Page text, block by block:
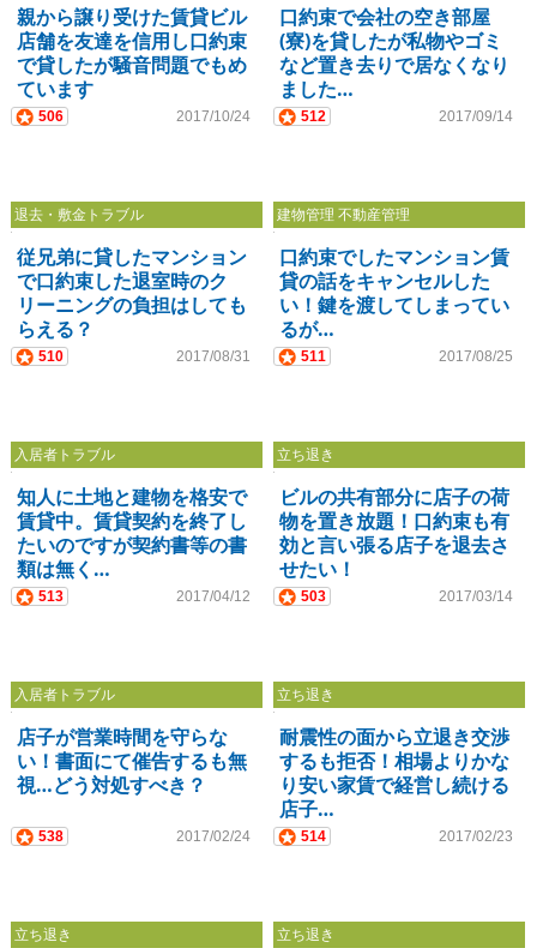
親から譲り受けた賃貸ビル
店舗を友達を信用し口約束
で貸したが騒音問題でもめ
ています
506 2017/10/24
口約束で会社の空き部屋
(寮)を貸したが私物やゴミ
など置き去りで居なくなり
ました…
512 2017/09/14
退去・敷金トラブル
従兄弟に貸したマンション
で口約束した退室時のク
リーニングの負担はしても
らえる？
510 2017/08/31
建物管理 不動産管理
口約束でしたマンション賃
貸の話をキャンセルした
い！鍵を渡してしまってい
るが…
511 2017/08/25
入居者トラブル
知人に土地と建物を格安で
賃貸中。賃貸契約を終了し
たいのですが契約書等の書
類は無く…
513 2017/04/12
立ち退き
ビルの共有部分に店子の荷
物を置き放題！口約束も有
効と言い張る店子を退去さ
せたい！
503 2017/03/14
入居者トラブル
店子が営業時間を守らな
い！書面にて催告するも無
視…どう対処すべき？
538 2017/02/24
立ち退き
耐震性の面から立退き交渉
するも拒否！相場よりかな
り安い家賃で経営し続ける
店子…
514 2017/02/23
立ち退き 立ち退き